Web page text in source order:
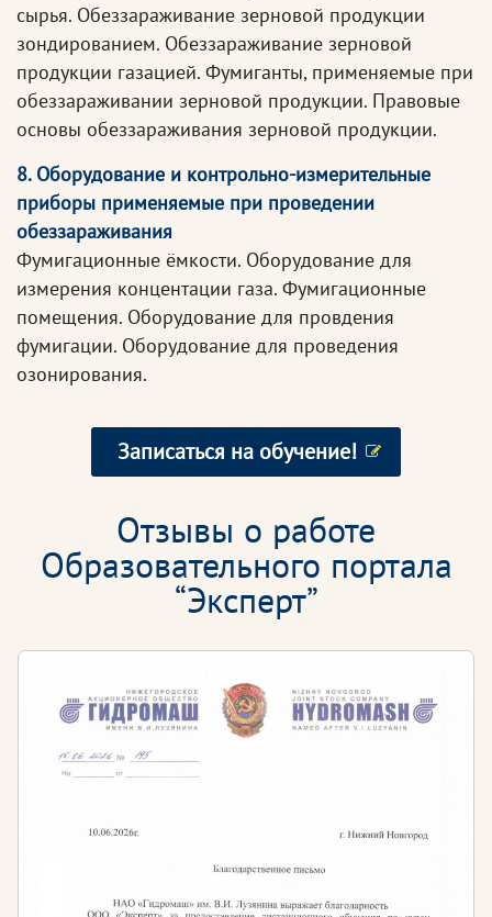
сырья. Обеззараживание зерновой продукции
зондированием. Обеззараживание зерновой
продукции газацией. Фумиганты, применяемые при
обеззараживании зерновой продукции. Правовые
основы обеззараживания зерновой продукции.
8. Оборудование и контрольно-измерительные
приборы применяемые при проведении
обеззараживания
Фумигационные ёмкости. Оборудование для
измерения концентации газа. Фумигационные
помещения. Оборудование для провдения
фумигации. Оборудование для проведения
озонирования.
Записаться на обучение!
Отзывы о работе
Образовательного портала
“Эксперт”